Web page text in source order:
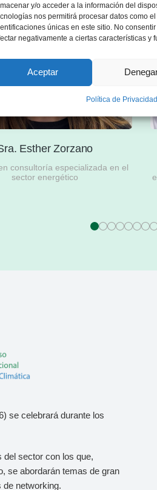
y/o acceder a la información del
nos permitirá procesar datos como
únicas en este sitio. No
negativamente a ciertas características y
Aceptar
Política de Privacidad
Esther Zorzano
consultoría especializada en el
sector energético
se celebrará durante los
del sector con los que,
se abordarán temas de gran
networking.